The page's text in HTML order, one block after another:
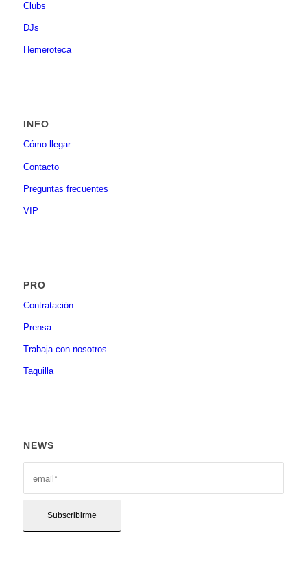
Clubs
DJs
Hemeroteca
INFO
Cómo llegar
Contacto
Preguntas frecuentes
VIP
PRO
Contratación
Prensa
Trabaja con nosotros
Taquilla
NEWS